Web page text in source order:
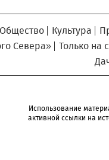
Общество Культура
Севера»
Только на
Использование
активной ссылки на